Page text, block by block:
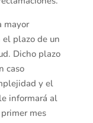
mayor
el plazo de un
Dicho plazo
caso
y el
informará al
mes